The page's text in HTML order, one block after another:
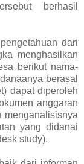
berhasil
dari
menghasilkan
berikut nama-
berasal
dapat diperoleh
anggaran
yang didanai
study).